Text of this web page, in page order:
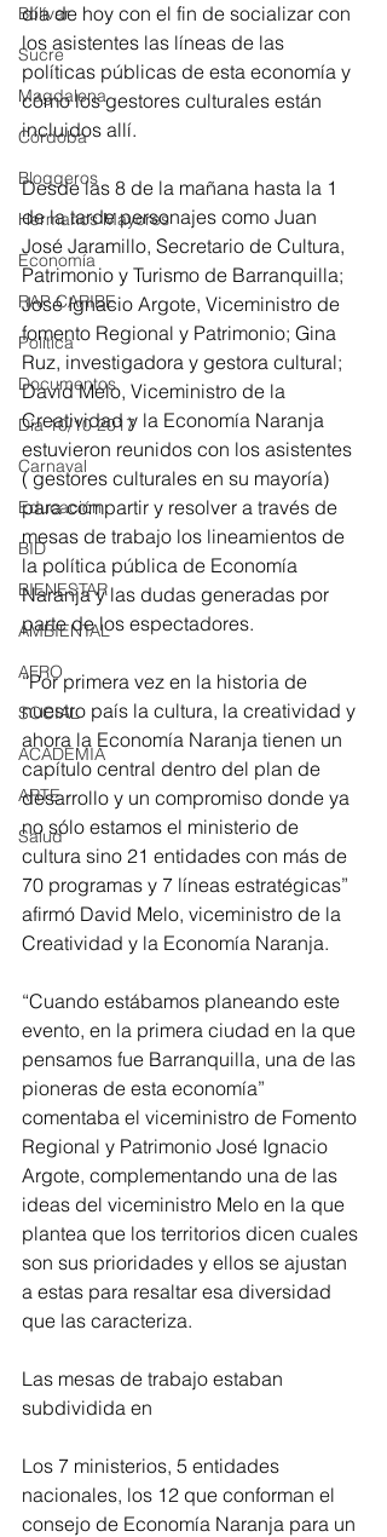
Bolívar
Sucre
Magdalena
Córdoba
Bloggeros
Hermanos Mayores
Economía
RAP CARIBE
Política
Documentos
Día 10/10 2017
Carnaval
Educación
BID
BIENESTAR
AMBIENTAL
AFRO
SOCIAL
ACADEMIA
ARTE
Salud
día de hoy con el fin de socializar con
los asistentes las líneas de las
políticas públicas de esta economía y
cómo los gestores culturales están
incluidos allí.
Desde las 8 de la mañana hasta la 1
de la tarde personajes como Juan
José Jaramillo, Secretario de Cultura,
Patrimonio y Turismo de Barranquilla;
José Ignacio Argote, Viceministro de
fomento Regional y Patrimonio; Gina
Ruz, investigadora y gestora cultural;
David Melo, Viceministro de la
Creatividad y la Economía Naranja
estuvieron reunidos con los asistentes
( gestores culturales en su mayoría)
para compartir y resolver a través de
mesas de trabajo los lineamientos de
la política pública de Economía
Naranja y las dudas generadas por
parte de los espectadores.
“Por primera vez en la historia de
nuestro país la cultura, la creatividad y
ahora la Economía Naranja tienen un
capítulo central dentro del plan de
desarrollo y un compromiso donde ya
no sólo estamos el ministerio de
cultura sino 21 entidades con más de
70 programas y 7 líneas estratégicas”
afirmó David Melo, viceministro de la
Creatividad y la Economía Naranja.
“Cuando estábamos planeando este
evento, en la primera ciudad en la que
pensamos fue Barranquilla, una de las
pioneras de esta economía”
comentaba el viceministro de Fomento
Regional y Patrimonio José Ignacio
Argote, complementando una de las
ideas del viceministro Melo en la que
plantea que los territorios dicen cuales
son sus prioridades y ellos se ajustan
a estas para resaltar esa diversidad
que las caracteriza.
Las mesas de trabajo estaban
subdividida en
Los 7 ministerios, 5 entidades
nacionales, los 12 que conforman el
consejo de Economía Naranja para un